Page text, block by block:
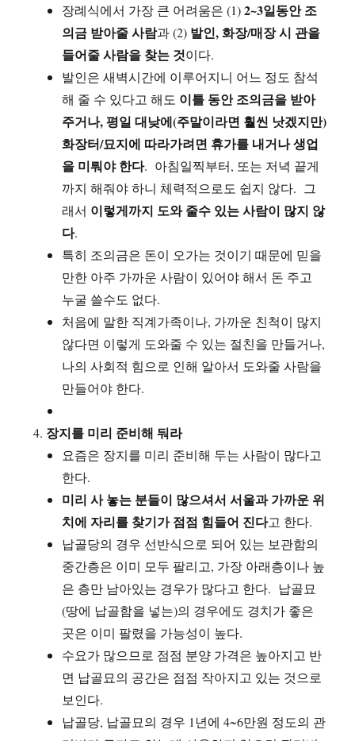
장례식에서 가장 큰 어려움은 (1)2~3일동안 조
의금 받아줄 사람과 (2) 발인, 화장/매장 시 관을
들어줄 사람을 찾는 것이다.
발인은 새벽시간에 이루어지니 어느 정도 참석
해 줄 수 있다고 해도 이틀 동안 조의금을 받아
주거나, 평일 대낮에(주말이라면 훨씬 낫겠지만)
화장터/묘지에 따라가려면 휴가를 내거나 생업
을 미뤄야 한다. 아침일찍부터, 또는 저녁 끝게
까지 해줘야 하니 체력적으로도 쉽지 않다. 그
래서 이렇게까지 도와 줄수 있는 사람이 많지 않
다.
특히 조의금은 돈이 오가는 것이기 때문에 믿을
만한 아주 가까운 사람이 있어야 해서 돈 주고
누굴 쓸수도 없다.
처음에 말한 직계가족이나, 가까운 친척이 많지
않다면 이렇게 도와줄 수 있는 절친을 만들거나,
나의 사회적 힘으로 인해 알아서 도와줄 사람을
만들어야 한다.
장지를 미리 준비해 둬라
요즘은 장지를 미리 준비해 두는 사람이 많다고
한다.
미리 사 놓는 분들이 많으셔서 서울과 가까운 위
치에 자리를 찾기가 점점 힘들어 진다고 한다.
납골당의 경우 선반식으로 되어 있는 보관함의
중간층은 이미 모두 팔리고, 가장 아래층이나 높
은 층만 남아있는 경우가 많다고 한다. 납골묘
(땅에 납골함을 넣는)의 경우에도 경치가 좋은
곳은 이미 팔렸을 가능성이 높다.
수요가 많으므로 점점 분양 가격은 높아지고 반
면 납골묘의 공간은 점점 작아지고 있는 것으로
보인다.
납골당, 납골묘의 경우 1년에 4~6만원 정도의 관